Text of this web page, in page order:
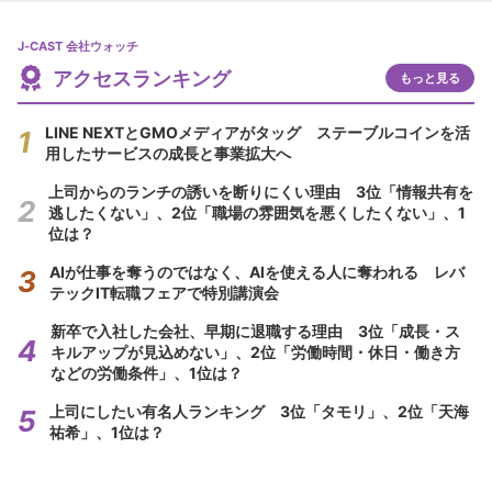
J-CAST 会社ウォッチ
アクセスランキング もっと見る
LINE NEXTとGMOメディアがタッグ ステーブルコインを活
用したサービスの成長と事業拡大へ
上司からのランチの誘いを断りにくい理由 3位「情報共有を
逃したくない」、2位「職場の雰囲気を悪くしたくない」、1
位は？
AIが仕事を奪うのではなく、AIを使える人に奪われる レバ
テックIT転職フェアで特別講演会
新卒で入社した会社、早期に退職する理由 3位「成長・ス
キルアップが見込めない」、2位「労働時間・休日・働き方
などの労働条件」、1位は？
上司にしたい有名人ランキング 3位「タモリ」、2位「天海
祐希」、1位は？